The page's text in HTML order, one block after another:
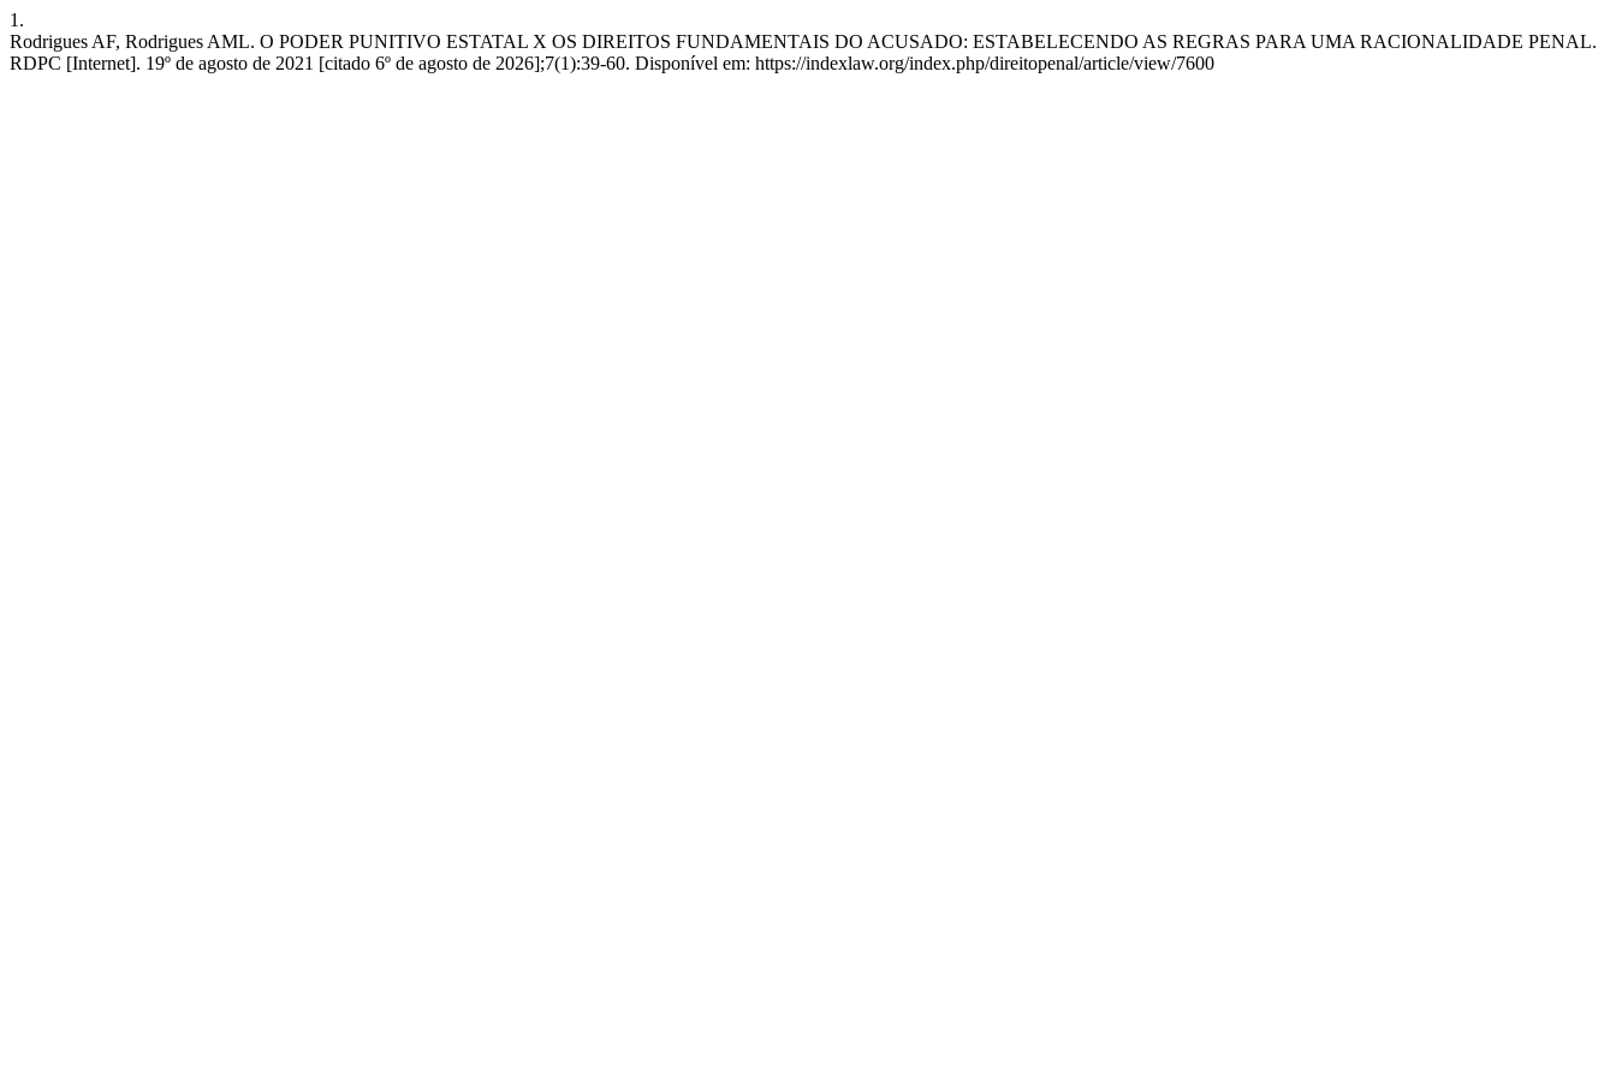
1.
Rodrigues AF, Rodrigues AML. O PODER PUNITIVO ESTATAL X OS DIREITOS FUNDAMENTAIS DO ACUSADO: ESTABELECENDO AS REGRAS PARA UMA RACIONALIDADE PENAL.
RDPC [Internet]. 19º de agosto de 2021 [citado 6º de agosto de 2026];7(1):39-60. Disponível em: https://indexlaw.org/index.php/direitopenal/article/view/7600